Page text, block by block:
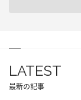
LATEST
最新の記事